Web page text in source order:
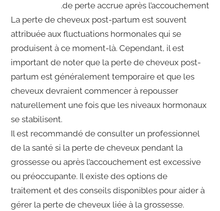
de perte accrue après l’accouchement.
La perte de cheveux post-partum est souvent
attribuée aux fluctuations hormonales qui se
produisent à ce moment-là. Cependant, il est
important de noter que la perte de cheveux post-
partum est généralement temporaire et que les
cheveux devraient commencer à repousser
naturellement une fois que les niveaux hormonaux
se stabilisent.
Il est recommandé de consulter un professionnel
de la santé si la perte de cheveux pendant la
grossesse ou après l’accouchement est excessive
ou préoccupante. Il existe des options de
traitement et des conseils disponibles pour aider à
gérer la perte de cheveux liée à la grossesse.